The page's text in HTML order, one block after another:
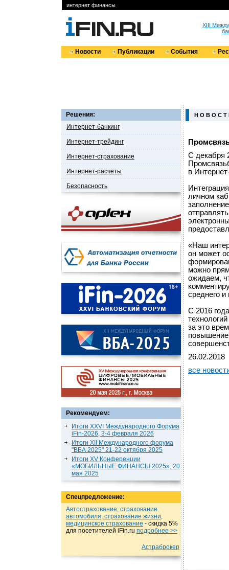
интернет финансы
XIII
Новости Публикации События
Решения:
Интернет-банкинг
Интернет-трейдинг
Интернет-страхование
Интернет-расчеты
Безопасность
Рекомендуем:
Итоги XXVI Международного Форума
iFin-2026, 3-4 февраля 2026
Итоги XII Международного форума
"ВБА 2025" 21-22 октября 2025
Итоги XV Конференции
«МОБИЛЬНЫЕ ФИНАНСЫ 2025», 20
мая 2025
Спецпредложение:
Автострахование, страхование
автомобиля, страхование жизни,
медицинское страхование - cкидка 5%
для посетителей iFin.ru подробнеe >>
Астраброкер
Н О В О С Т
С декабря
в
личном
«Наш
он может
можно
ожидаем,
среднего
С 2016
за это
повышение
26.02.2018
все